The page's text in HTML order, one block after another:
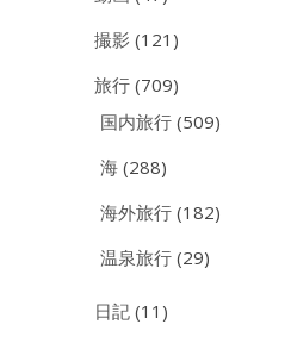
撮影 (121)
旅行 (709)
国内旅行 (509)
海 (288)
海外旅行 (182)
温泉旅行 (29)
日記 (11)